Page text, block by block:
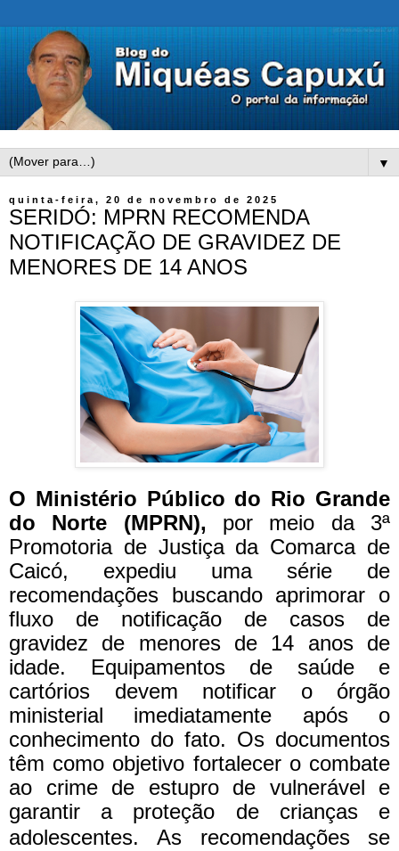
▼
quinta-feira, 20 de novembro de 2025
SERIDÓ: MPRN RECOMENDA
NOTIFICAÇÃO DE GRAVIDEZ DE
MENORES DE 14 ANOS
O Ministério Público do Rio Grande
do Norte (MPRN), por meio da 3ª
Promotoria de Justiça da Comarca de
Caicó, expediu uma série de
recomendações buscando aprimorar o
fluxo de notificação de casos de
gravidez de menores de 14 anos de
idade. Equipamentos de saúde e
cartórios devem notificar o órgão
ministerial imediatamente após o
conhecimento do fato. Os documentos
têm como objetivo fortalecer o combate
ao crime de estupro de vulnerável e
garantir a proteção de crianças e
adolescentes.As recomendações se